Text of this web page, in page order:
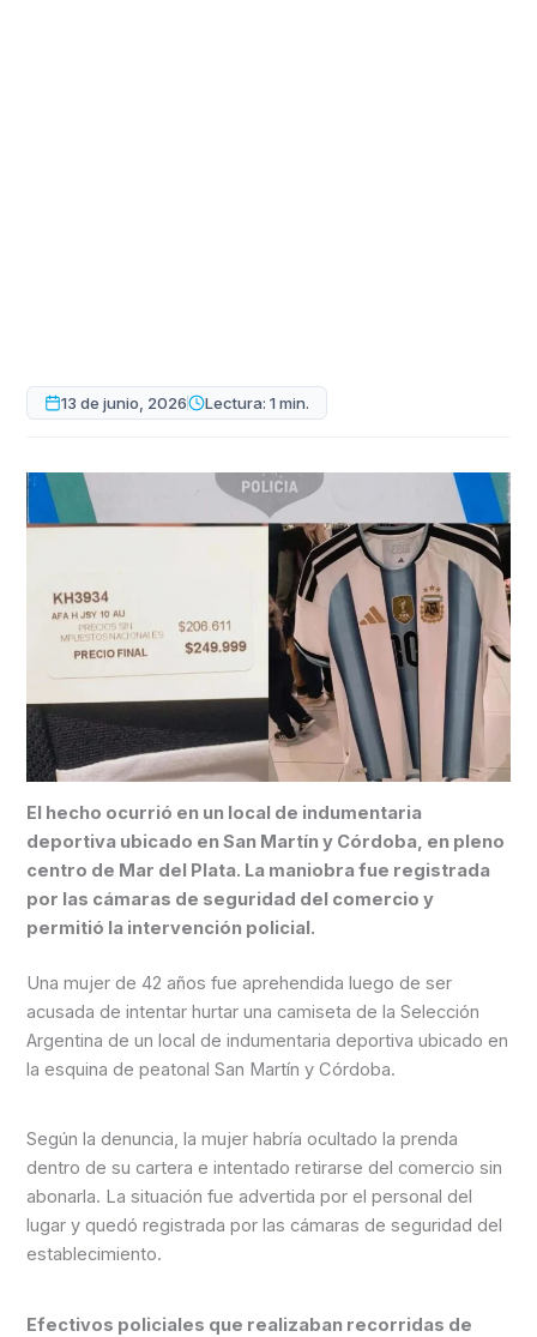
13 de junio, 2026 Lectura: 1 min.
El hecho ocurrió en un local de indumentaria
deportiva ubicado en San Martín y Córdoba, en pleno
centro de Mar del Plata. La maniobra fue registrada
por las cámaras de seguridad del comercio y
permitió la intervención policial.
Una mujer de 42 años fue aprehendida luego de ser
acusada de intentar hurtar una camiseta de la Selección
Argentina de un local de indumentaria deportiva ubicado en
la esquina de peatonal San Martín y Córdoba.
Según la denuncia, la mujer habría ocultado la prenda
dentro de su cartera e intentado retirarse del comercio sin
abonarla. La situación fue advertida por el personal del
lugar y quedó registrada por las cámaras de seguridad del
establecimiento.
Efectivos policiales que realizaban recorridas de